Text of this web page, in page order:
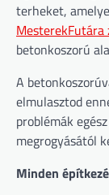
terheket,
MesterekFutára
betonkoszorú
A
elmulasztod
problémák
megrogyásától
Minden